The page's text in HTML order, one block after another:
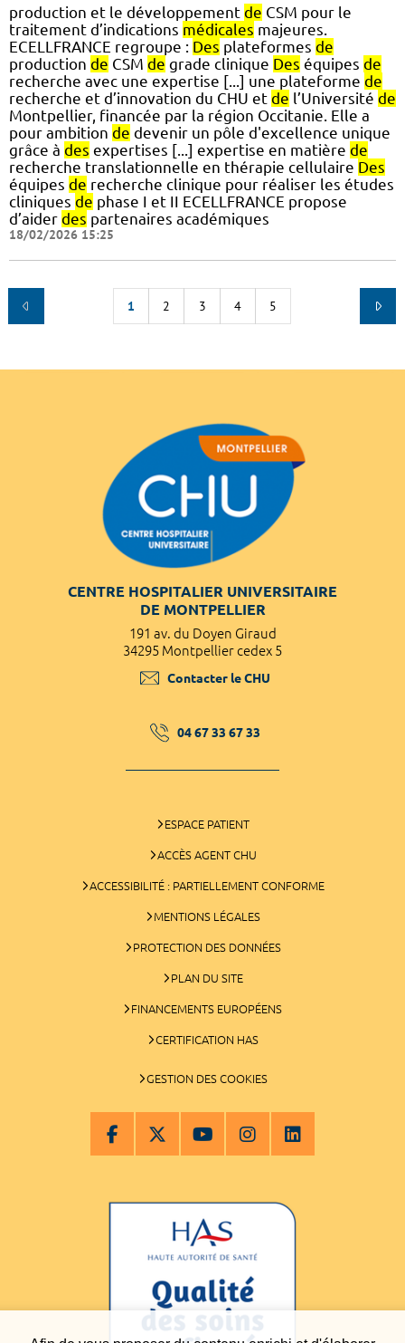
production et le développement de CSM pour le
traitement d’indications médicales majeures.
ECELLFRANCE regroupe : Des plateformes de
production de CSM de grade clinique Des équipes de
recherche avec une expertise [...] une plateforme de
recherche et d’innovation du CHU et de l’Université de
Montpellier, financée par la région Occitanie. Elle a
pour ambition de devenir un pôle d'excellence unique
grâce à des expertises [...] expertise en matière de
recherche translationnelle en thérapie cellulaire Des
équipes de recherche clinique pour réaliser les études
cliniques de phase I et II ECELLFRANCE propose
d’aider des partenaires académiques
18/02/2026 15:25
1 2 3 4 5
CENTRE HOSPITALIER UNIVERSITAIRE
DE MONTPELLIER
191 av. du Doyen Giraud
34295 Montpellier cedex 5
Contacter le CHU
04 67 33 67 33
ESPACE PATIENT
ACCÈS AGENT CHU
ACCESSIBILITÉ : PARTIELLEMENT CONFORME
MENTIONS LÉGALES
PROTECTION DES DONNÉES
PLAN DU SITE
FINANCEMENTS EUROPÉENS
CERTIFICATION HAS
GESTION DES COOKIES